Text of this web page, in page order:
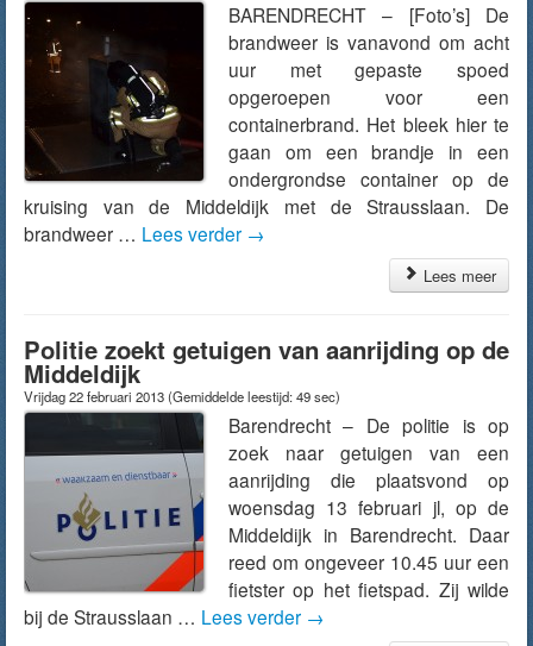
BARENDRECHT – [Foto’s] De
brandweer is vanavond om acht
uur met gepaste spoed
opgeroepen voor een
containerbrand. Het bleek hier te
gaan om een brandje in een
ondergrondse container op de
kruising van de Middeldijk met de Strausslaan. De
brandweer … Lees verder →
Lees meer
Politie zoekt getuigen van aanrijding op de
Middeldijk
Vrijdag 22 februari 2013(Gemiddelde leestijd: 49 sec)
Barendrecht – De politie is op
zoek naar getuigen van een
aanrijding die plaatsvond op
woensdag 13 februari jl, op de
Middeldijk in Barendrecht. Daar
reed om ongeveer 10.45 uur een
fietster op het fietspad. Zij wilde
bij de Strausslaan … Lees verder →